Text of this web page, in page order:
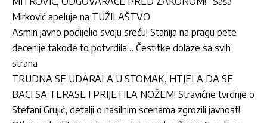
Mirković apeluje na TUŽILAŠTVO
Asmin javno podijelio svoju sreću! Stanija na pragu pete
decenije takođe to potvrdila… Čestitke dolaze sa svih
strana
TRUDNA SE UDARALA U STOMAK, HTJELA DA SE
BACI SA TERASE I PRIJETILA NOŽEM! Stravične tvrdnje o
Stefani Grujić, detalji o nasilnim scenama zgrozili javnost!